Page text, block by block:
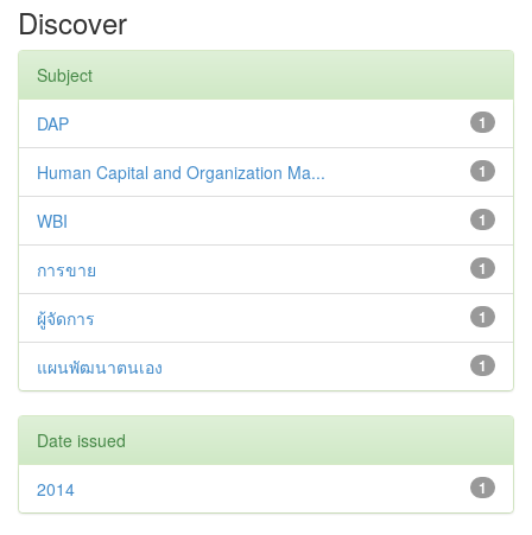
Discover
Subject
1
DAP
1
Human Capital and Organization Ma...
1
WBI
1
การขาย
1
ผู้จัดการ
1
แผนพัฒนาตนเอง
Date issued
1
2014